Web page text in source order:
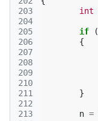
203
204
205
206
207
208
209
210
211
212
213
int
if (
{
}
n =